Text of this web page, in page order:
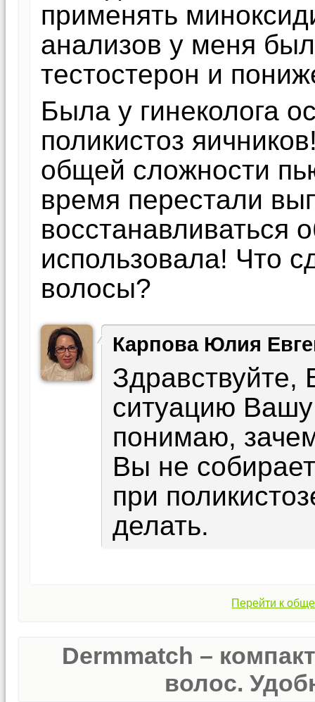
применять
анализов у меня
тестостерон и
Была у гинеколога
поликистоз
общей сложности
время перестали
восстанавливаться
использовала! Что
волосы?
Карпова Юлия
ситуацию
понимаю,
Вы не
при
делать.
Перейти к
Dermmatch –
волос.